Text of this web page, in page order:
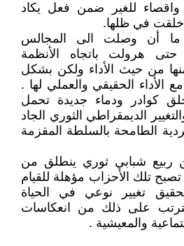
للغير ضمن فعل يكاد
خلقت في ظلها.
ما أن وصلت الى المجالس
حتى هرولت باتجاه الأنظمة
من حيث الأداء ولكن بشكل
الأداء الحقيقي والعملي لها .
كوادر ودماء جديدة تحمل
الديمقراطي الثوري الجاد
الطامحة بالسلطة المقزمة
ربيع شبابي ثوري ينطلق من
تلك الأحزاب مؤهلة للقيام
تغيير نوعي في الحياة
يترتب على ذلك من انعكاسات
والمعيشية .